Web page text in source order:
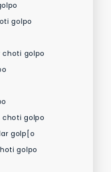
golpo
golpo
choti golpo
golp[o
golpo